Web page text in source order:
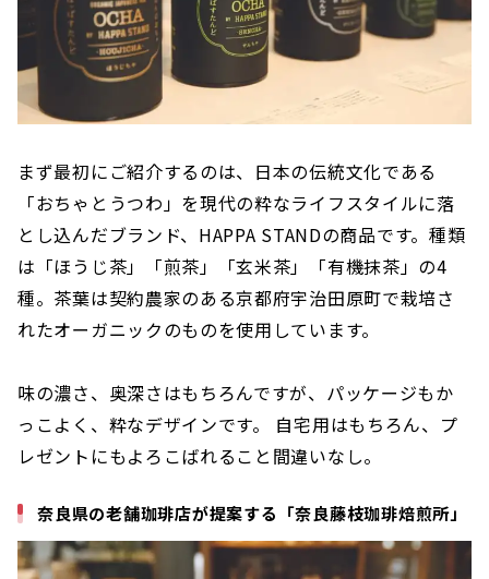
まず最初にご紹介するのは、日本の伝統文化である
「おちゃとうつわ」を現代の粋なライフスタイルに落
とし込んだブランド、HAPPA STANDの商品です。種類
は「ほうじ茶」「煎茶」「玄米茶」「有機抹茶」の4
種。茶葉は契約農家のある京都府宇治田原町で栽培さ
れたオーガニックのものを使用しています。
味の濃さ、奥深さはもちろんですが、パッケージもか
っこよく、粋なデザインです。 自宅用はもちろん、プ
レゼントにもよろこばれること間違いなし。
奈良県の老舗珈琲店が提案する「奈良藤枝珈琲焙煎所」